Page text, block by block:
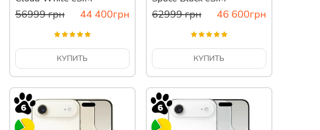
56999грн 44 400грн
КУПИТЬ
62999грн 46 600грн
КУПИТЬ